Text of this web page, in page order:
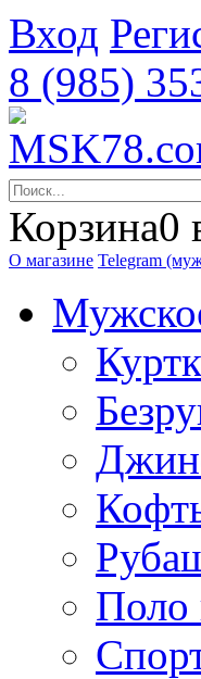
Вход
8 (985)
Корзина0
О магазине Telegram
Поло